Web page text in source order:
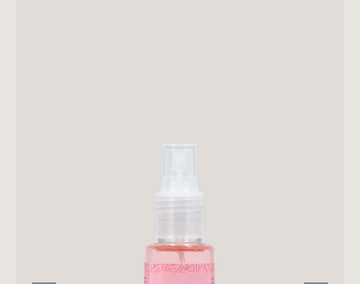
MASCULINO